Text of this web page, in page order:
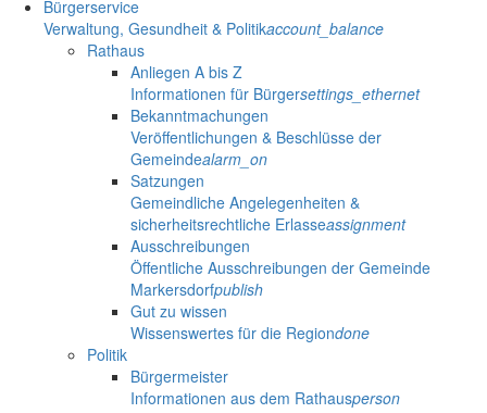
Bürgerservice
Verwaltung, Gesundheit & Politikaccount_balance
Rathaus
Anliegen A bis Z
Informationen für Bürgersettings_ethernet
Bekanntmachungen
Veröffentlichungen & Beschlüsse der
Gemeindealarm_on
Satzungen
Gemeindliche Angelegenheiten &
sicherheitsrechtliche Erlasseassignment
Ausschreibungen
Öffentliche Ausschreibungen der Gemeinde
Markersdorfpublish
Gut zu wissen
Wissenswertes für die Regiondone
Politik
Bürgermeister
Informationen aus dem Rathausperson